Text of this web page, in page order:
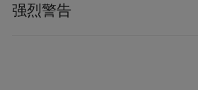
强烈警告